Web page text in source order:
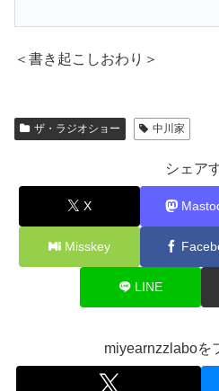
＜書き起こしおわり＞
ザ・ラジオショー 中川家
シェア
X
Misskey
LINE
miyearnzzlaboを